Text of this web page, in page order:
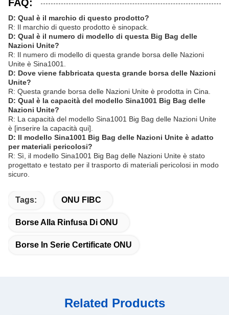
FAQ:
D: Qual è il marchio di questo prodotto?
R: Il marchio di questo prodotto è sinopack.
D: Qual è il numero di modello di questa Big Bag delle
Nazioni Unite?
R: Il numero di modello di questa grande borsa delle Nazioni
Unite è Sina1001.
D: Dove viene fabbricata questa grande borsa delle Nazioni
Unite?
R: Questa grande borsa delle Nazioni Unite è prodotta in Cina.
D: Qual è la capacità del modello Sina1001 Big Bag delle
Nazioni Unite?
R: La capacità del modello Sina1001 Big Bag delle Nazioni Unite
è [inserire la capacità qui].
D: Il modello Sina1001 Big Bag delle Nazioni Unite è adatto
per materiali pericolosi?
R: Sì, il modello Sina1001 Big Bag delle Nazioni Unite è stato
progettato e testato per il trasporto di materiali pericolosi in modo
sicuro.
Tags: ONU FIBC
Borse Alla Rinfusa Di ONU
Borse In Serie Certificate ONU
Related Products